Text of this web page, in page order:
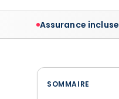
Assurance incluse
SOMMAIRE